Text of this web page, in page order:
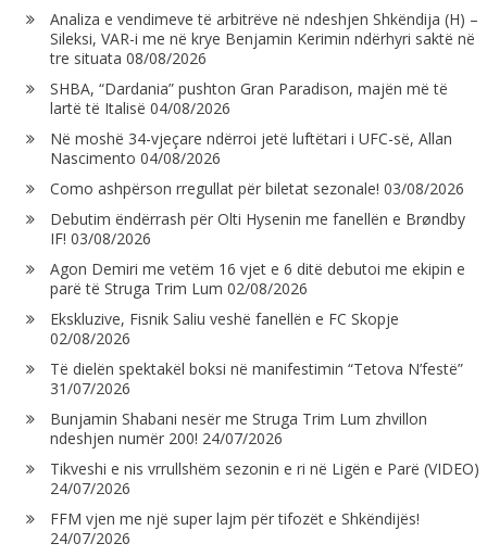
Analiza e vendimeve të arbitrëve në ndeshjen Shkëndija (H) –
Sileksi, VAR-i me në krye Benjamin Kerimin ndërhyri saktë në
tre situata 08/08/2026
SHBA, “Dardania” pushton Gran Paradison, majën më të
lartë të Italisë 04/08/2026
Në moshë 34-vjeçare ndërroi jetë luftëtari i UFC-së, Allan
Nascimento 04/08/2026
Como ashpërson rregullat për biletat sezonale! 03/08/2026
Debutim ëndërrash për Olti Hysenin me fanellën e Brøndby
IF! 03/08/2026
Agon Demiri me vetëm 16 vjet e 6 ditë debutoi me ekipin e
parë të Struga Trim Lum 02/08/2026
Ekskluzive, Fisnik Saliu veshë fanellën e FC Skopje
02/08/2026
Të dielën spektakël boksi në manifestimin “Tetova N’festë”
31/07/2026
Bunjamin Shabani nesër me Struga Trim Lum zhvillon
ndeshjen numër 200! 24/07/2026
Tikveshi e nis vrrullshëm sezonin e ri në Ligën e Parë (VIDEO)
24/07/2026
FFM vjen me një super lajm për tifozët e Shkëndijës!
24/07/2026